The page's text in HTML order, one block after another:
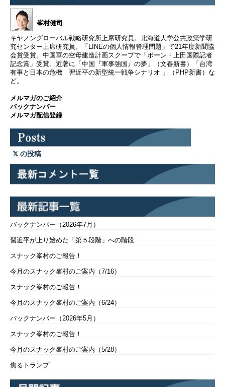
峯村健司
キヤノングローバル戦略研究所上席研究員。北海道大学公共政策学研
究センター上席研究員。「LINEの個人情報管理問題」で21年度新聞協
会賞受賞。中国軍の空母建造計画スクープで「ボーン・上田国際記者
記念賞」受賞。近著に「中国『軍事強国』の夢」（文春新書）「台湾
有事と日本の危機 習近平の新型統一戦争シナリオ 」（PHP新書）な
ど。
メルマガのご紹介
バックナンバー
メルマガ配信登録
の投稿
バックナンバー（2026年7月）
習近平が上り始めた「第５段階」への階段
スナック峯村のご報告！
今月のスナック峯村のご案内（7/16）
スナック峯村のご報告！
今月のスナック峯村のご案内（6/24）
バックナンバー（2026年5月）
スナック峯村のご報告！
今月のスナック峯村のご案内（5/28）
焦るトランプ